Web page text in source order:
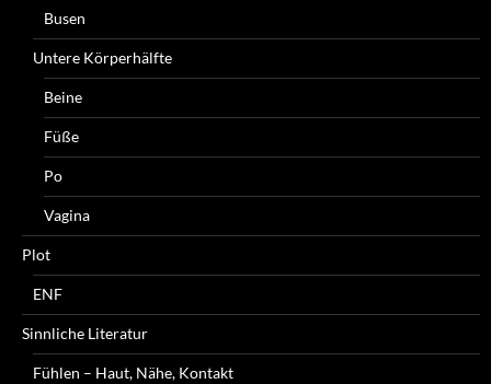
Busen
Untere Körperhälfte
Beine
Füße
Po
Vagina
Plot
ENF
Sinnliche Literatur
Fühlen – Haut, Nähe, Kontakt